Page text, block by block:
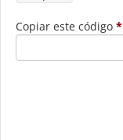
Copiar este código *